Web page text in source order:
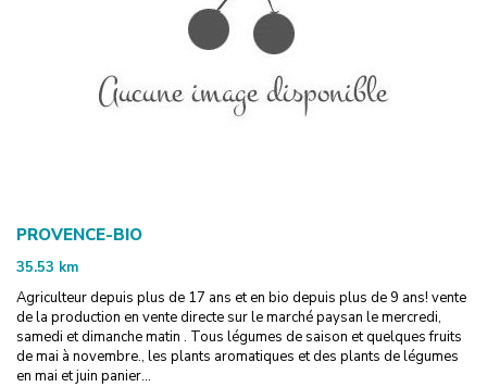
PROVENCE-BIO
35.53 km
Agriculteur depuis plus de 17 ans et en bio depuis plus de 9 ans! vente
de la production en vente directe sur le marché paysan le mercredi,
samedi et dimanche matin . Tous légumes de saison et quelques fruits
de mai à novembre., les plants aromatiques et des plants de légumes
en mai et juin panier...